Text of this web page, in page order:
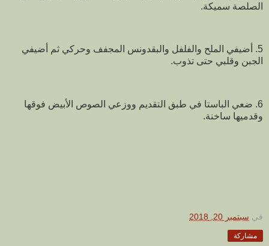
الصلصة سميكة.
5. أضيفي الملح والفلفل والبقدونس المجفف وحركي ثم أضيفي
الجبن وقلبي حتى تذوب.
6. ضعي الباستا في طبق التقديم ووزعي الصوص الأبيض فوقها
وقدميها ساخنة.
في سبتمبر 20, 2018
مشاركة